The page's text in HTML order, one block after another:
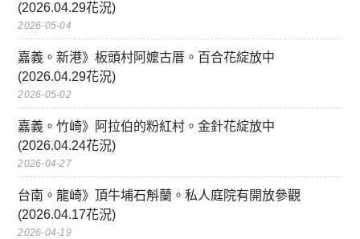
(2026.04.29花況)
2026-05-04
嘉義。新港》板頭村阿嬤古厝。百合花綻放中
(2026.04.29花況)
2026-05-02
嘉義。竹崎》阿拉伯的粉紅村。金針花綻放中
(2026.04.24花況)
2026-04-27
台南。龍崎》頂牛埔石斛蘭。私人庭院有開放參觀
(2026.04.17花況)
2026-04-19